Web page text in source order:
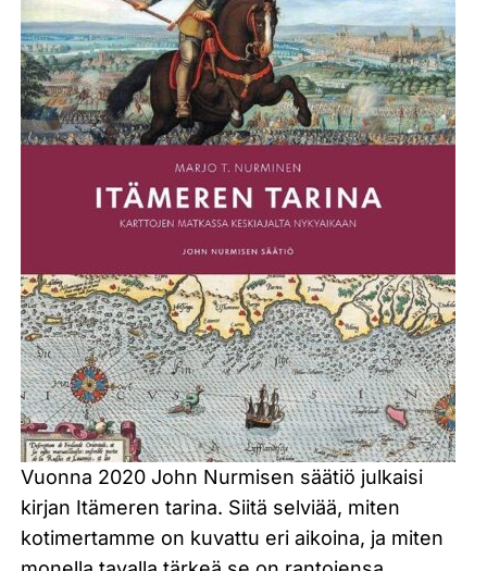
Vuonna 2020 John Nurmisen säätiö julkaisi
kirjan Itämeren tarina. Siitä selviää, miten
kotimertamme on kuvattu eri aikoina, ja miten